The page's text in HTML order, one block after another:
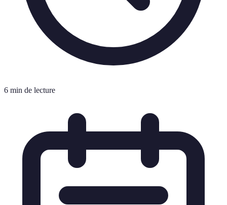
6 min de lecture